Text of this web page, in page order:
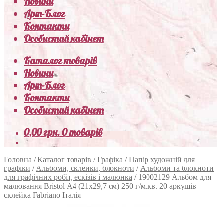
Арт-Блог
Контакти
Особистий кабінет
Каталог товарів
Новини
Арт-Блог
Контакти
Особистий кабінет
0,00грн.0 товарів
Головна /Каталог товарів /Графіка /Папір художній для
графіки / Альбоми, склейки, блокноти / Альбоми та блокноти
для графічних робіт, ескізів і малюнка / 19002129 Альбом для
малювання Bristol А4 (21х29,7 см) 250 г/м.кв. 20 аркушів
склейка Fabriano Італія